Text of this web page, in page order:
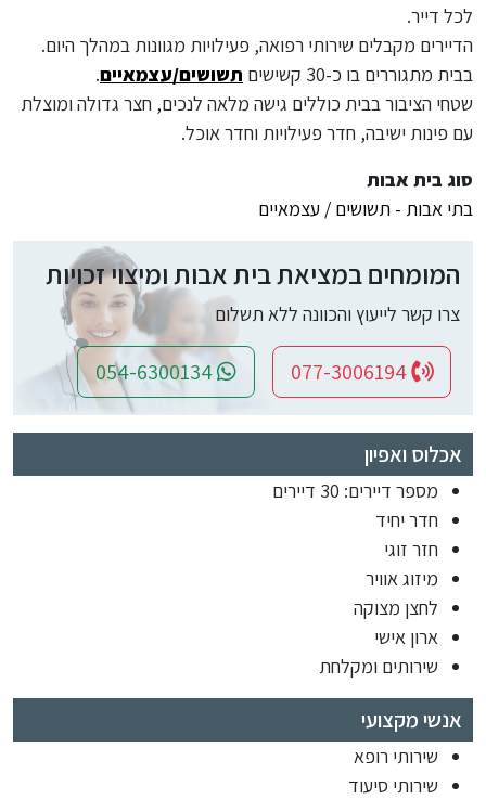
לכל דייר.
הדיירים מקבלים שירותי רפואה, פעילויות מגוונות במהלך היום.
בבית מתגוררים בו כ-30 קשישים
תשושים/עצמאיים.
שטחי הציבור בבית כוללים גישה מלאה לנכים, חצר גדולה ומוצלת
עם פינות ישיבה, חדר פעילויות וחדר אוכל.
סוג בית אבות
בתי אבות - תשושים / עצמאיים
המומחים במציאת בית אבות ומיצוי זכויות
צרו קשר לייעוץ והכוונה ללא תשלום
אכלוס ואפיון
מספר דיירים: 30 דיירים
חדר יחיד
חזר זוגי
מיזוג אוויר
לחצן מצוקה
ארון אישי
שירותים ומקלחת
אנשי מקצועי
שירותי רופא
שירותי סיעוד